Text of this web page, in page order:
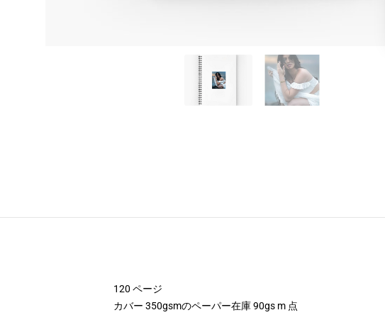
120 ページ
カバー 350gsmのペーパー在庫 90gs m 点